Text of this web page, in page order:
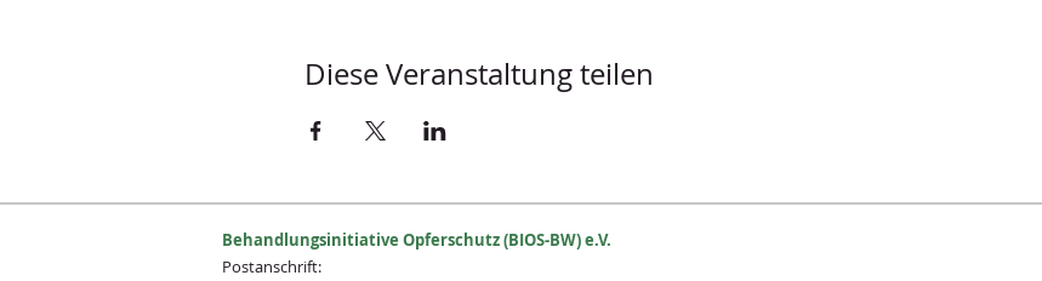
Diese Veranstaltung teilen
Behandlungsinitiative Opferschutz (BIOS-BW) e.V.
Postanschrift: